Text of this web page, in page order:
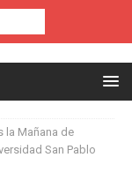
la Mañana de
San Pablo